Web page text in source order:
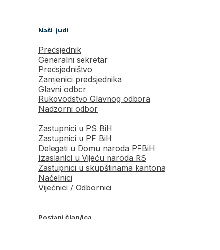
Naši ljudi
Predsjednik
Generalni sekretar
Predsjedništvo
Zamjenici predsjednika
Glavni odbor
Rukovodstvo Glavnog odbora
Nadzorni odbor
Zastupnici u PS BiH
Zastupnici u PF BiH
Delegati u Domu naroda PFBiH
Izaslanici u Vijeću naroda RS
Zastupnici u skupštinama kantona
Načelnici
Vijećnici / Odbornici
Postani član/ica